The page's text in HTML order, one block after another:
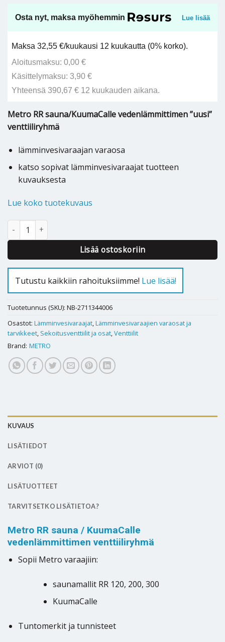
Osta nyt, maksa myöhemmin Lue lisää
Maksa 32,55 €/kuukausi 12 kuukautta (0% korko).
Aloitusmaksu: 0,00 €
Käsittelymaksu: 3,90 €
Yhteensä 390,67 € 12 kuukauden aikana.
Metro RR sauna/KuumaCalle vedenlämmittimen ”uusi”
venttiiliryhmä
lämminvesivaraajan varaosa
katso sopivat lämminvesivaraajat tuotteen
kuvauksesta
Lue koko tuotekuvaus
Metro RR sauna/KuumaCalle varaajan venttiiliryhmä -
Lisää ostoskoriin
Tutustu kaikkiin rahoituksiimme! Lue lisää!
Tuotetunnus (SKU): NB-2711344006
Osastot: Lämminvesivaraajat,Lämminvesivaraajien varaosat ja
tarvikkeet, Sekoitusventtiilit ja osat,Venttiilit
Brand: METRO
KUVAUS
LISÄTIEDOT
ARVIOT (0)
LISÄTUOTTEET
TARVITSETKO LISÄTIETOA?
Metro RR sauna / KuumaCalle
vedenlämmittimen venttiiliryhmä
Sopii Metro varaajiin:
saunamallit RR 120, 200, 300
KuumaCalle
Tuntomerkit ja tunnisteet